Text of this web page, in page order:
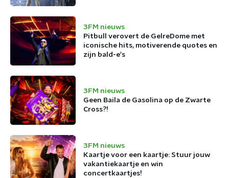
3FM nieuws
Pitbull verovert de GelreDome met
iconische hits, motiverende quotes en
zijn bald-e's
3FM nieuws
Geen Baila de Gasolina op de Zwarte
Cross?!
3FM nieuws
Kaartje voor een kaartje: Stuur jouw
vakantiekaartje en win
concertkaartjes!